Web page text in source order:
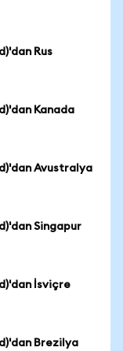
Rus
Kanada
Avustralya
Singapur
İsviçre
Brezilya